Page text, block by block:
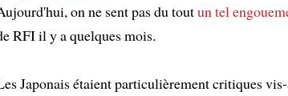
on ne sent pas du toutun tel
RFI il y a quelques mois.
Japonais étaient particulièrement critiques